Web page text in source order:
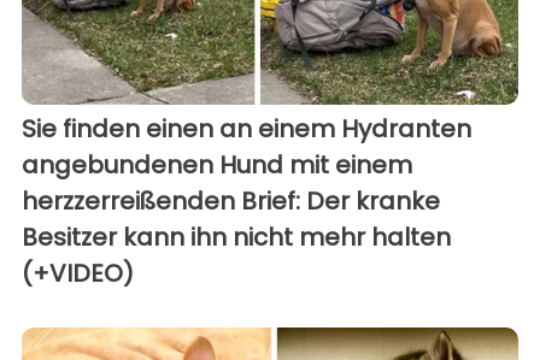
Sie finden einen an einem Hydranten
angebundenen Hund mit einem
herzzerreißenden Brief: Der kranke
Besitzer kann ihn nicht mehr halten
(+VIDEO)